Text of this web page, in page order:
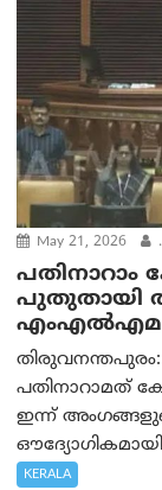
May 21, 2026 .
പതിനാറാം
പുതുതായി
പതിനാറാമത്
ഇന്ന്
ഔദ്യോഗികമായി
KERALA